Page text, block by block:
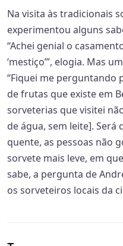
Na visita às tradicionais
experimentou alguns
“Achei genial o
‘mestiço’”, elogia. Mas
“Fiquei me perguntando
de frutas que existe em
sorveterias que visitei
de água, sem leite]. Será
quente, as pessoas não
sorvete mais leve, em
sabe, a pergunta de
os sorveteiros locais da